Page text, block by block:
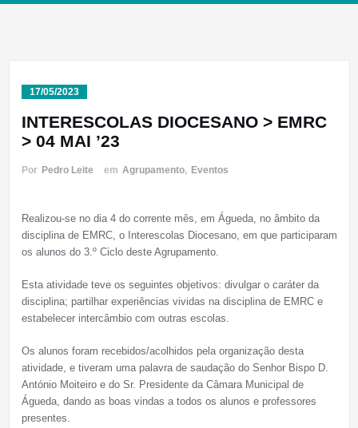
17/05/2023
INTERESCOLAS DIOCESANO > EMRC
> 04 MAI ’23
Por Pedro Leite em Agrupamento, Eventos
Realizou-se no dia 4 do corrente mês, em Águeda, no âmbito da
disciplina de EMRC, o Interescolas Diocesano, em que participaram
os alunos do 3.º Ciclo deste Agrupamento.
Esta atividade teve os seguintes objetivos: divulgar o caráter da
disciplina; partilhar experiências vividas na disciplina de EMRC e
estabelecer intercâmbio com outras escolas.
Os alunos foram recebidos/acolhidos pela organização desta
atividade, e tiveram uma palavra de saudação do Senhor Bispo D.
António Moiteiro e do Sr. Presidente da Câmara Municipal de
Águeda, dando as boas vindas a todos os alunos e professores
presentes.